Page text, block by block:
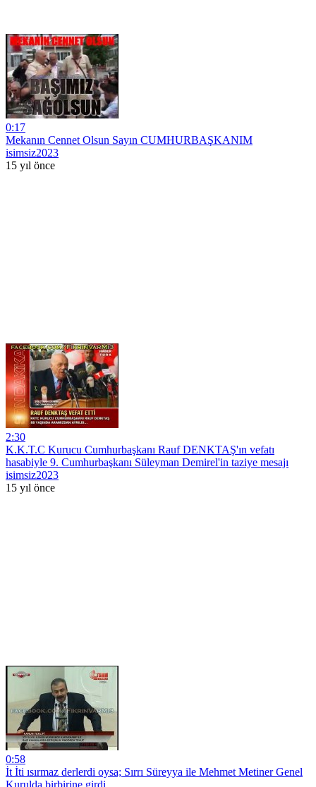
0:17
Mekanın Cennet Olsun Sayın CUMHURBAŞKANIM
isimsiz2023
15 yıl önce
2:30
K.K.T.C Kurucu Cumhurbaşkanı Rauf DENKTAŞ'ın vefatı
hasabiyle 9. Cumhurbaşkanı Süleyman Demirel'in taziye mesajı
isimsiz2023
15 yıl önce
0:58
İt İti ısırmaz derlerdi oysa; Sırrı Süreyya ile Mehmet Metiner Genel